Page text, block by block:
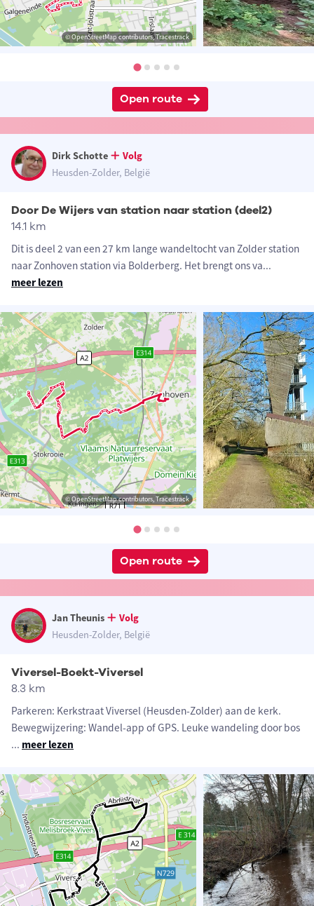
© OpenStreetMap contributors, Tracestrack
Open route
Dirk Schotte
Volg
Heusden-Zolder, België
Door De Wijers van station naar station (deel2)
14.1 km
Dit is deel 2 van een 27 km lange wandeltocht van Zolder station
naar Zonhoven station via Bolderberg. Het brengt ons va...
meer lezen
© OpenStreetMap contributors, Tracestrack
Open route
Jan Theunis
Volg
Heusden-Zolder, België
Viversel-Boekt-Viversel
8.3 km
Parkeren: Kerkstraat Viversel (Heusden-Zolder) aan de kerk.
Bewegwijzering: Wandel-app of GPS. Leuke wandeling door bos
... meer lezen